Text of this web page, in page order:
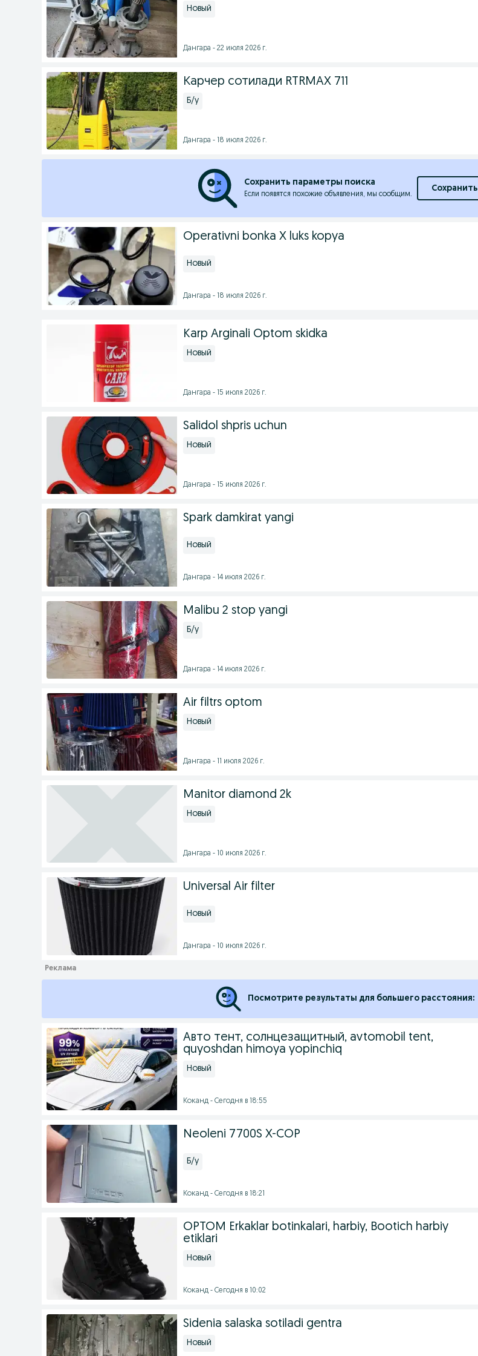
Новый
Дангара - 22 июля 2026 г.
Карчер сотилади RTRMAX 711
Б/у
Дангара - 18 июля 2026 г.
Сохранить параметры поиска
Если появятся похожие объявления, мы сообщим.
Сохранить
Operativni bonka X luks kopya
Новый
Дангара - 18 июля 2026 г.
Karp Arginali Optom skidka
Новый
Дангара - 15 июля 2026 г.
Salidol shpris uchun
Новый
Дангара - 15 июля 2026 г.
Spark damkirat yangi
Новый
Дангара - 14 июля 2026 г.
Malibu 2 stop yangi
Б/у
Дангара - 14 июля 2026 г.
Air filtrs optom
Новый
Дангара - 11 июля 2026 г.
Manitor diamond 2k
Новый
Дангара - 10 июля 2026 г.
Universal Air filter
Новый
Дангара - 10 июля 2026 г.
Посмотрите результаты для большего расстояния:
Авто тент, солнцезащитный, avtomobil tent,
quyoshdan himoya yopinchiq
Новый
Коканд - Сегодня в 18:55
Neoleni 7700S X-COP
Б/у
Коканд - Сегодня в 18:21
OPTOM Erkaklar botinkalari, harbiy, Bootich harbiy
etiklari
Новый
Коканд - Сегодня в 10:02
Sidenia salaska sotiladi gentra
Новый